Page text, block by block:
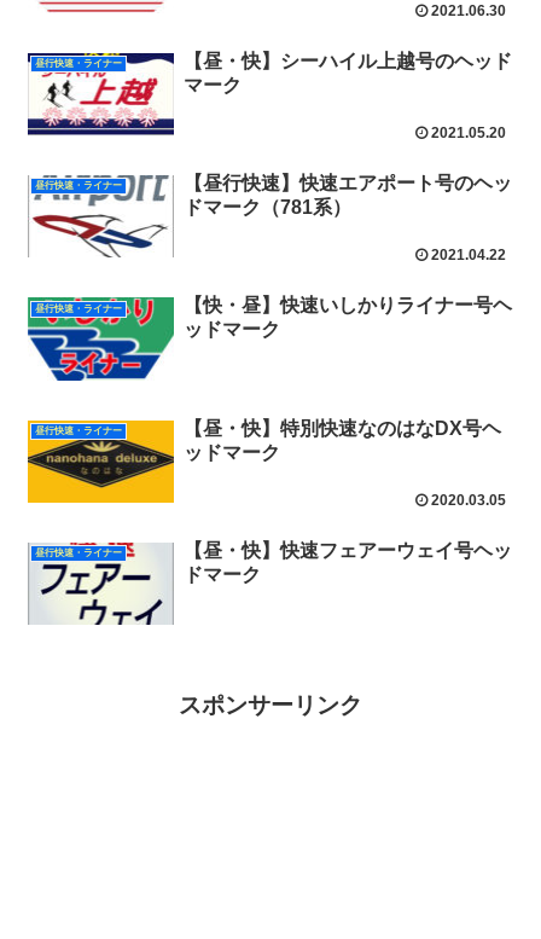
2021.06.30
昼行快速・ライナー
【昼・快】シーハイル上越号のヘッド
マーク
2021.05.20
昼行快速・ライナー
【昼行快速】快速エアポート号のヘッ
ドマーク（781系）
2021.04.22
昼行快速・ライナー
【快・昼】快速いしかりライナー号ヘ
ッドマーク
昼行快速・ライナー
【昼・快】特別快速なのはなDX号ヘ
ッドマーク
2020.03.05
昼行快速・ライナー
【昼・快】快速フェアーウェイ号ヘッ
ドマーク
スポンサーリンク